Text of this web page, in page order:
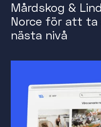
Mårdskog &
Norce för att ta
nästa nivå